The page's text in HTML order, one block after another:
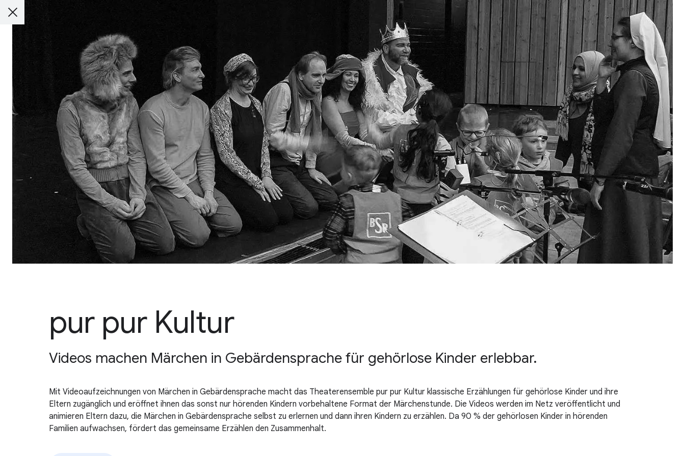
pur pur Kultur
Videos machen Märchen in Gebärdensprache für gehörlose Kinder erlebbar.
Mit Videoaufzeichnungen von Märchen in Gebärdensprache macht das Theaterensemble pur pur Kultur klassische Erzählungen für gehörlose Kinder und ihre
Eltern zugänglich und eröffnet ihnen das sonst nur hörenden Kindern vorbehaltene Format der Märchenstunde. Die Videos werden im Netz veröffentlicht und
animieren Eltern dazu, die Märchen in Gebärdensprache selbst zu erlernen und dann ihren Kindern zu erzählen. Da 90 % der gehörlosen Kinder in hörenden
Familien aufwachsen, fördert das gemeinsame Erzählen den Zusammenhalt.